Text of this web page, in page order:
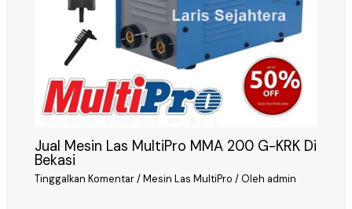
Jual Mesin Las MultiPro MMA 200 G-KRK Di
Bekasi
Tinggalkan Komentar/Mesin Las MultiPro / Oleh admin